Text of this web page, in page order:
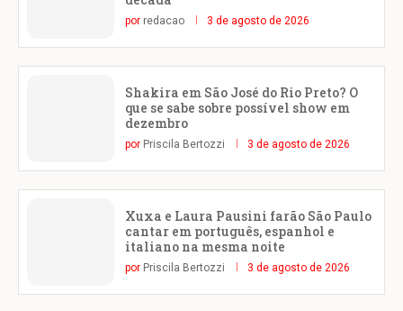
por redacao 3 de agosto de 2026
Shakira em São José do Rio Preto? O
que se sabe sobre possível show em
dezembro
por Priscila Bertozzi 3 de agosto de 2026
Xuxa e Laura Pausini farão São Paulo
cantar em português, espanhol e
italiano na mesma noite
por Priscila Bertozzi 3 de agosto de 2026